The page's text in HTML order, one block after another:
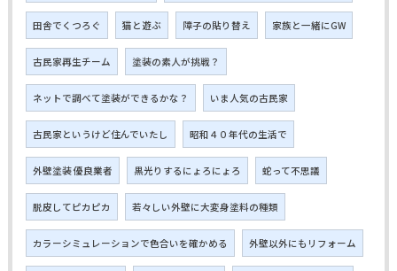
田舎でくつろぐ 猫と遊ぶ 障子の貼り替え 家族と一緒にGW
古民家再生チーム 塗装の素人が挑戦？
ネットで調べて塗装ができるかな？ いま人気の古民家
古民家というけど住んでいたし 昭和４０年代の生活で
外壁塗装 優良業者 黒光りするにょろにょろ 蛇って不思議
脱皮してピカピカ 若々しい外壁に大変身塗料の種類
カラーシミュレーションで色合いを確かめる 外壁以外にもリフォーム